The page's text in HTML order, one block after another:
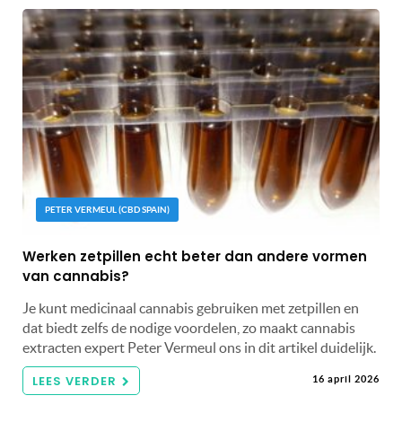
PETER VERMEUL (CBD SPAIN)
Werken zetpillen echt beter dan andere vormen
van cannabis?
Je kunt medicinaal cannabis gebruiken met zetpillen en
dat biedt zelfs de nodige voordelen, zo maakt cannabis
extracten expert Peter Vermeul ons in dit artikel duidelijk.
LEES VERDER 16 april 2026